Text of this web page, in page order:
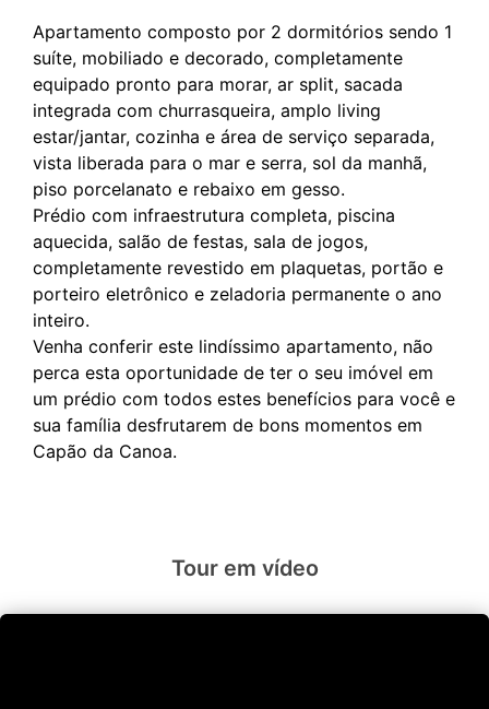
Apartamento composto por 2 dormitórios sendo 1
suíte, mobiliado e decorado, completamente
equipado pronto para morar, ar split, sacada
integrada com churrasqueira, amplo living
estar/jantar, cozinha e área de serviço separada,
vista liberada para o mar e serra, sol da manhã,
piso porcelanato e rebaixo em gesso.
Prédio com infraestrutura completa, piscina
aquecida, salão de festas, sala de jogos,
completamente revestido em plaquetas, portão e
porteiro eletrônico e zeladoria permanente o ano
inteiro.
Venha conferir este lindíssimo apartamento, não
perca esta oportunidade de ter o seu imóvel em
um prédio com todos estes benefícios para você e
sua família desfrutarem de bons momentos em
Tour em vídeo